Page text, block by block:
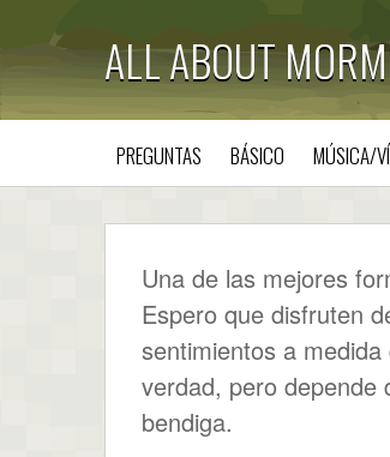
ALL ABOUT
PREGUNTAS BÁSICO MÚSICA/
Una de las mejores
Espero que disfruten
sentimientos a
verdad, pero depende
bendiga.